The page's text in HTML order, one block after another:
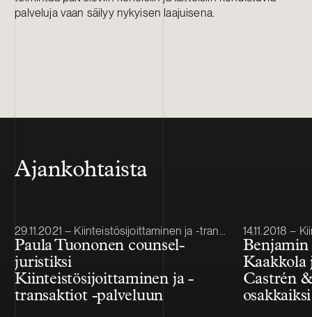
palveluja vaan säilyy nykyisen laajuisena.
Ajankohtaista
Julkaistu
29.11.2021 – Kiinteistösijoittaminen ja -transaktiot
Paula Tuononen counsel-
juristiksi
Kiinteistösijoittaminen ja -
transaktiot -palveluun
Julkaistu
14.11.2018 –
Castrén
osakkaiksi